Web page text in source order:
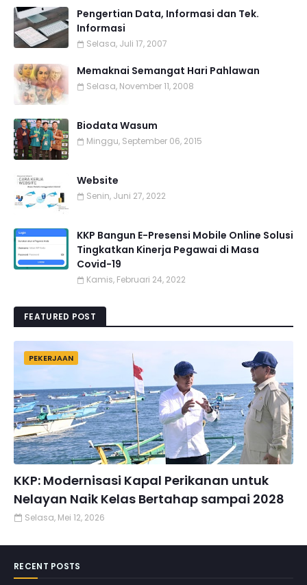
Pengertian Data, Informasi dan Tek.
Informasi
Selasa, Juli 17, 2007
Memaknai Semangat Hari Pahlawan
Selasa, November 11, 2008
Biodata Wasum
Minggu, September 06, 2015
Website
Senin, Juni 27, 2022
KKP Bangun E-Presensi Mobile Online Solusi
Tingkatkan Kinerja Pegawai di Masa
Covid-19
Kamis, Februari 24, 2022
FEATURED POST
PEKERJAAN
KKP: Modernisasi Kapal Perikanan untuk
Nelayan Naik Kelas Bertahap sampai 2028
Selasa, Mei 12, 2026
RECENT POSTS